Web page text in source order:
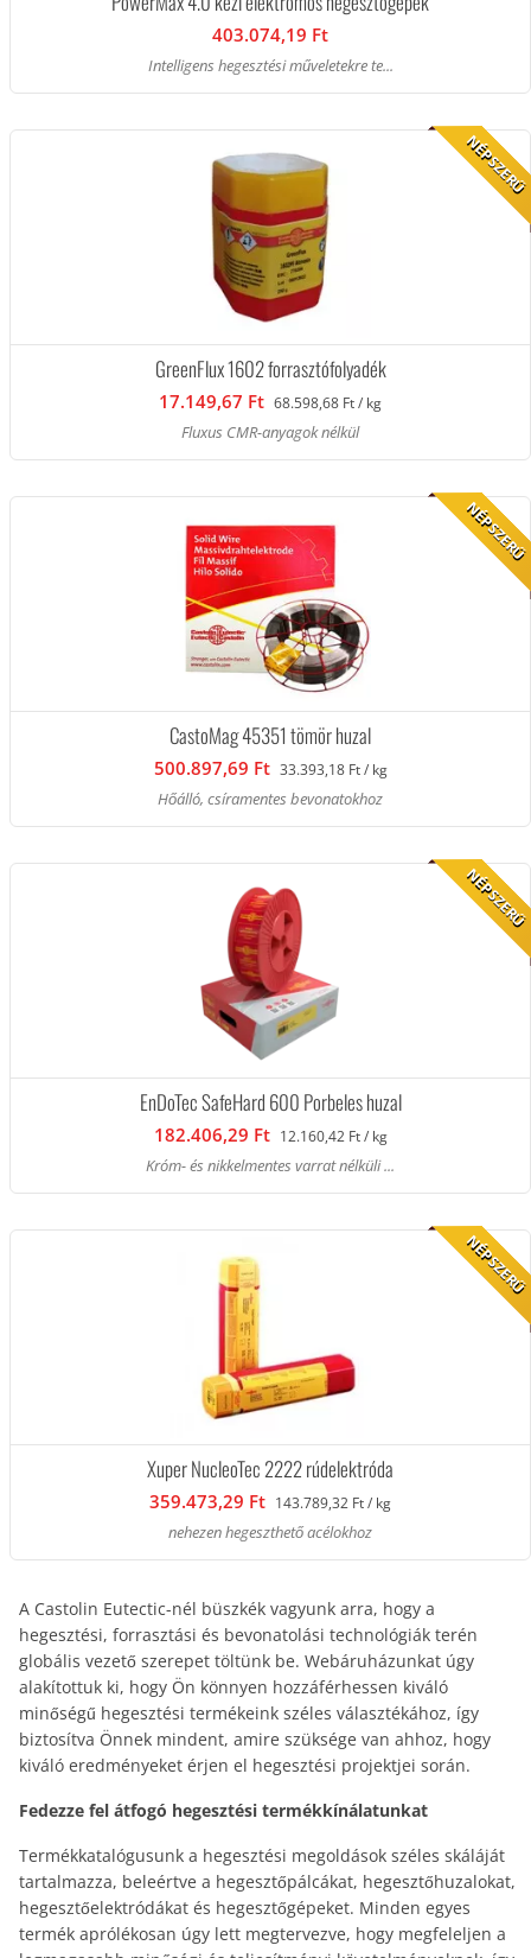
A Castolin Eutectic-nél büszkék vagyunk arra, hogy a
hegesztési, forrasztási és bevonatolási technológiák terén
globális vezető szerepet töltünk be. Webáruházunkat úgy
alakítottuk ki, hogy Ön könnyen hozzáférhessen kiváló
minőségű hegesztési termékeink széles választékához, így
biztosítva Önnek mindent, amire szüksége van ahhoz, hogy
kiváló eredményeket érjen el hegesztési projektjei során.
Fedezze fel átfogó hegesztési termékkínálatunkat
Termékkatalógusunk a hegesztési megoldások széles skáláját
tartalmazza, beleértve a hegesztőpálcákat, hegesztőhuzalokat,
hegesztőelektródákat és hegesztőgépeket. Minden egyes
termék aprólékosan úgy lett megtervezve, hogy megfeleljen a
403.074,19 Ft
Intelligens hegesztési műveletekre te...
NÉPSZERŰ
GreenFlux 1602 forrasztófolyadék
17.149,67 Ft 68.598,68 Ft / kg
Fluxus CMR-anyagok nélkül
NÉPSZERŰ
CastoMag 45351 tömör huzal
500.897,69 Ft 33.393,18 Ft / kg
Hőálló, csíramentes bevonatokhoz
NÉPSZERŰ
EnDoTec SafeHard 600 Porbeles huzal
182.406,29 Ft 12.160,42 Ft / kg
Króm- és nikkelmentes varrat nélküli ...
NÉPSZERŰ
Xuper NucleoTec 2222 rúdelektróda
359.473,29 Ft 143.789,32 Ft / kg
nehezen hegeszthető acélokhoz